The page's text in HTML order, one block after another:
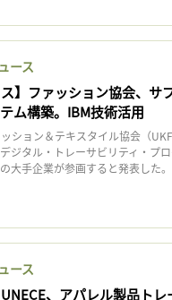
ース
ス】ファッション協会、
ム構築。IBM技術活用
ション＆テキスタイル協会（
ジタル・トレーサビリティ・プ
大手企業が参画すると発表した
ース
UNECE、アパレル製品ト